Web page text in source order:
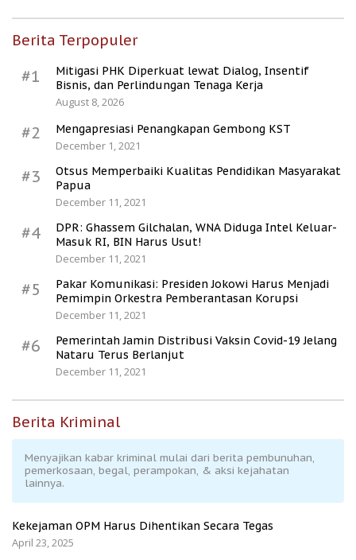
Berita Terpopuler
#1
Mitigasi PHK Diperkuat lewat Dialog, Insentif
Bisnis, dan Perlindungan Tenaga Kerja
August 8, 2026
#2
Mengapresiasi Penangkapan Gembong KST
December 1, 2021
#3
Otsus Memperbaiki Kualitas Pendidikan Masyarakat
Papua
December 11, 2021
#4
DPR: Ghassem Gilchalan, WNA Diduga Intel Keluar-
Masuk RI, BIN Harus Usut!
December 11, 2021
#5
Pakar Komunikasi: Presiden Jokowi Harus Menjadi
Pemimpin Orkestra Pemberantasan Korupsi
December 11, 2021
#6
Pemerintah Jamin Distribusi Vaksin Covid-19 Jelang
Nataru Terus Berlanjut
December 11, 2021
Berita Kriminal
Menyajikan kabar kriminal mulai dari berita pembunuhan,
pemerkosaan, begal, perampokan, & aksi kejahatan
lainnya.
Kekejaman OPM Harus Dihentikan Secara Tegas
April 23, 2025